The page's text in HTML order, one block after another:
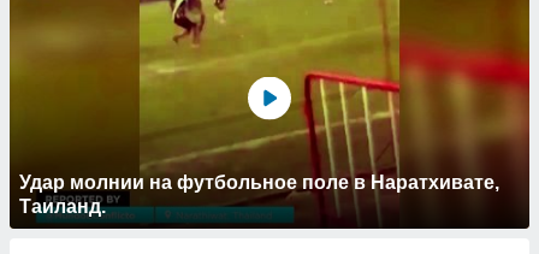
Удар молнии на футбольное поле в Наратхивате,
Таиланд.